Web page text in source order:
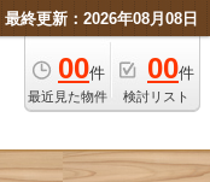
最終更新：2026年08月08日
00件
最近見た物件
00件
検討リスト